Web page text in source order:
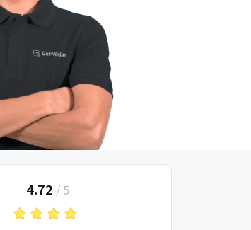
4.72 / 5